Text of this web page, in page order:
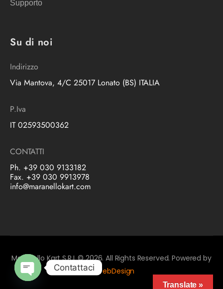
Supporto
Su di noi
Indirizzo
Via Mantova, 4/C 25017 Lonato (BS) ITALIA
P.Iva
IT 02593500362
CONTATTI
Ph. +39 030 9133182
Fax. +39 030 9913978
info@maranellokart.com
Maranello Kart S.R.L © 2026. All Rights Reserved. Powered by
LbWebDesign
Translate »
Contattaci